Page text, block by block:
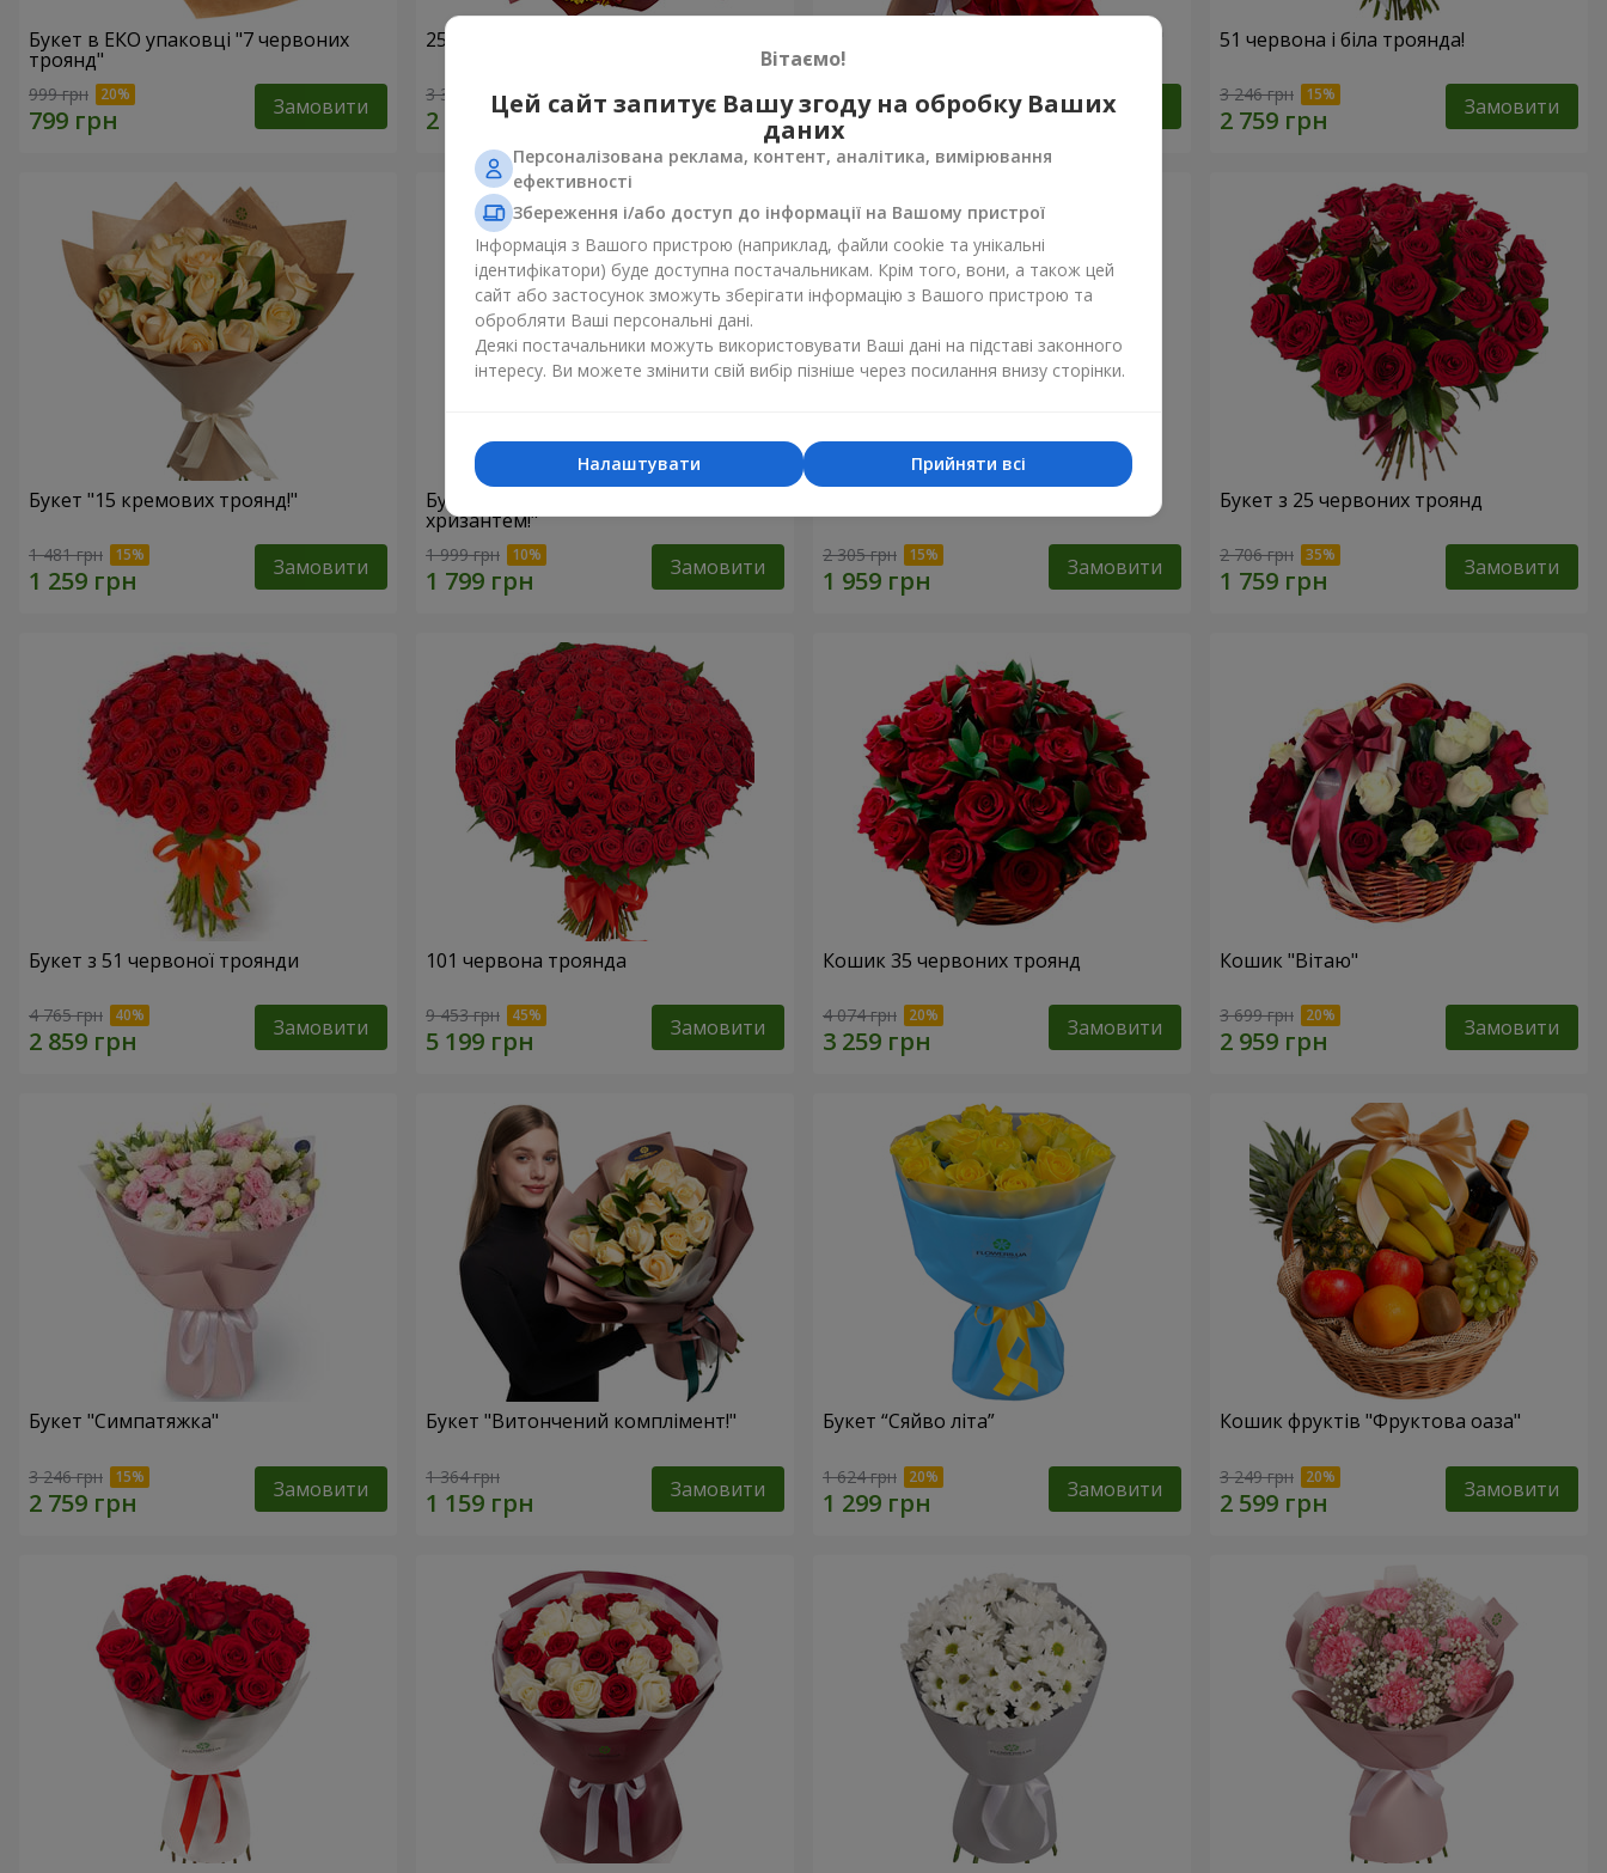
Букет в ЕКО упаковці "7 червоних
троянд"
999 грн Замовити
25 різнокольорових хризантем!
3 374 грн Замовити 1 221 грн Замовити
51 червона і біла троянда!
3 246 грн Замовити
Букет "15 кремових троянд!"
1 481 грн Замовити
Букет"15 різнокольорових
хризантем!"
1 999 грн Замовити 2 305 грн Замовити
Букет з 25 червоних троянд
2 706 грн Замовити
Букет з 51 червоної троянди
4 765 грн Замовити
101 червона троянда
9 453 грн Замовити
Кошик 35 червоних троянд
4 074 грн Замовити
Кошик "Вітаю"
3 699 грн Замовити
Букет "Симпатяжка"
3 246 грн Замовити
Букет "Витончений комплімент!"
1 364 грн Замовити
Букет “Сяйво літа”
1 624 грн Замовити
Кошик фруктів "Фруктова оаза"
3 249 грн Замовити
Вітаємо!
Цей сайт запитує Вашу згоду на обробку Ваших
даних
Персоналізована реклама, контент, аналітика, вимірювання
ефективності
Збереження і/або доступ до інформації на Вашому пристрої
Інформація з Вашого пристрою (наприклад, файли cookie та унікальні
ідентифікатори) буде доступна постачальникам. Крім того, вони, а також цей
сайт або застосунок зможуть зберігати інформацію з Вашого пристрою та
обробляти Ваші персональні дані.
Деякі постачальники можуть використовувати Ваші дані на підставі законного
інтересу. Ви можете змінити свій вибір пізніше через посилання внизу сторінки.
Прийняти всі
Налаштувати